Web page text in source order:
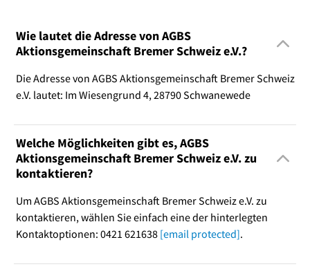
Wie lautet die Adresse von AGBS
Aktionsgemeinschaft Bremer Schweiz e.V.?
Die Adresse von AGBS Aktionsgemeinschaft Bremer Schweiz
e.V. lautet: Im Wiesengrund 4, 28790 Schwanewede
Welche Möglichkeiten gibt es, AGBS
Aktionsgemeinschaft Bremer Schweiz e.V. zu
kontaktieren?
Um AGBS Aktionsgemeinschaft Bremer Schweiz e.V. zu
kontaktieren, wählen Sie einfach eine der hinterlegten
Kontaktoptionen: 0421 621638 [email protected].